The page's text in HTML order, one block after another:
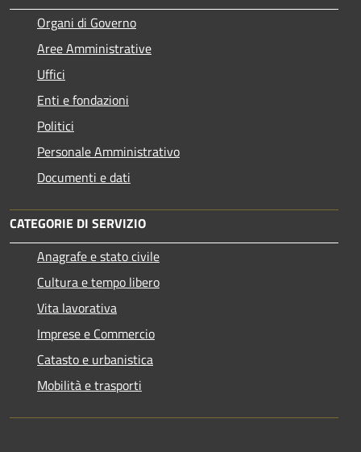
Organi di Governo
Aree Amministrative
Uffici
Enti e fondazioni
Politici
Personale Amministrativo
Documenti e dati
CATEGORIE DI SERVIZIO
Anagrafe e stato civile
Cultura e tempo libero
Vita lavorativa
Imprese e Commercio
Catasto e urbanistica
Mobilità e trasporti